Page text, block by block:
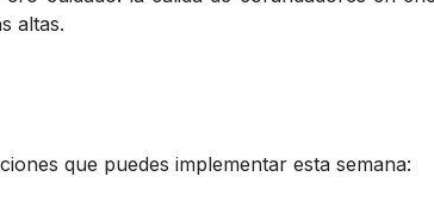
altas.
que puedes implementar esta semana: